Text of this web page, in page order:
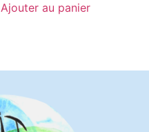
Ajouter au panier